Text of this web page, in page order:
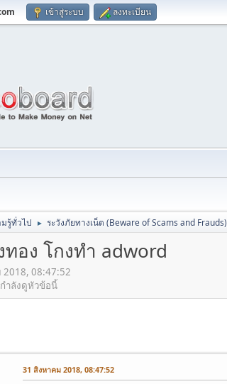
เข้าสู่ระบบ ลงทะเบียน
รู้ทั่วไป ► ระวังภัยทางเน็ต (Beware of Scams and Frauds)
อง โกงทำ adword
2018, 08:47:52
ำลังดูหัวข้อนี้
31 สิงหาคม 2018, 08:47:52